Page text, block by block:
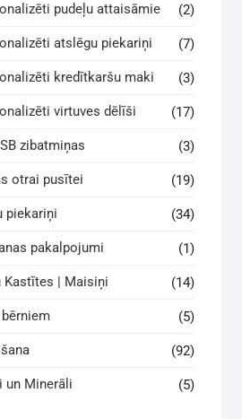
pudeļu attaisāmie (2)
atslēgu piekariņi (7)
kredītkaršu maki (3)
virtuves dēlīši (17)
zibatmiņas (3)
otrai pusītei (19)
piekariņi (34)
pakalpojumi (1)
Kastītes | Maisiņi (14)
(5)
(92)
un Minerāli (5)